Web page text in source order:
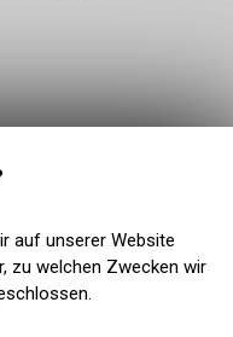
auf unserer Website
zu welchen Zwecken wir